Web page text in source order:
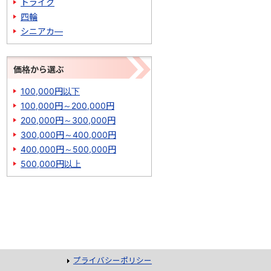
四輪
シニアカ―
価格から選ぶ
100,000円以下
100,000円～200,000円
200,000円～300,000円
300,000円～400,000円
400,000円～500,000円
500,000円以上
プライバシーポリシー